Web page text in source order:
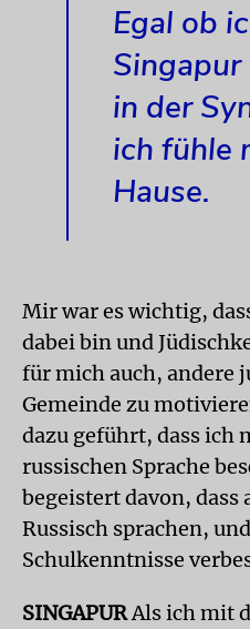
Egal ob
in der
ich fühle
Hause.
Mir war es wichtig,
dabei bin und
für mich auch, andere
Gemeinde zu
dazu geführt, dass ich
russischen Sprache
begeistert davon, dass
Russisch sprachen,
Schulkenntnisse
SINGAPURAls ich mit